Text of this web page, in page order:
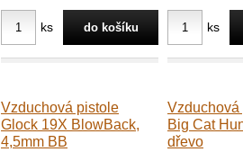
ks ks
Vzduchová pistole
Glock 19X BlowBack,
4,5mm BB
Vzduchová
Big Cat
dřevo